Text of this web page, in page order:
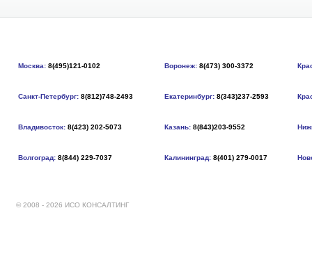
Москва: 8(495)121-0102 Воронеж: 8(473) 300-3372
Санкт-Петербург: 8(812)748-2493 Екатеринбург: 8(343)237-2593
Владивосток: 8(423) 202-5073 Казань: 8(843)203-9552
Волгоград: 8(844) 229-7037 Калининград: 8(401) 279-0017
© 2008 - 2026 ИСО КОНСАЛТИНГ